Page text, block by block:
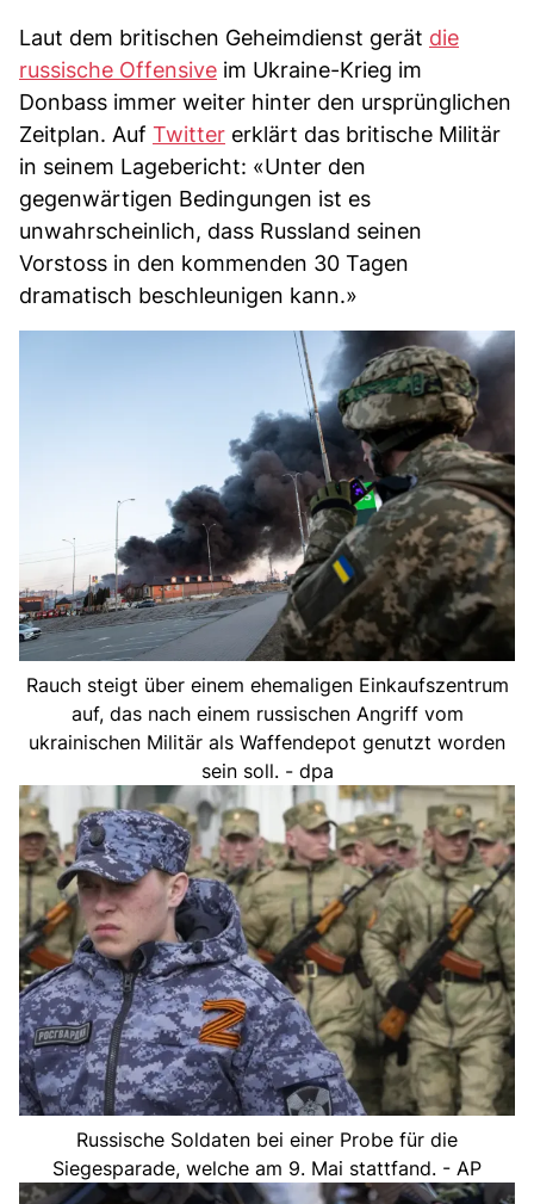
Laut dem britischen Geheimdienst gerät die
russische Offensive im Ukraine-Krieg im
Donbass immer weiter hinter den ursprünglichen
Zeitplan. Auf Twitter erklärt das britische Militär
in seinem Lagebericht: «Unter den
gegenwärtigen Bedingungen ist es
unwahrscheinlich, dass Russland seinen
Vorstoss in den kommenden 30 Tagen
dramatisch beschleunigen kann.»
Rauch steigt über einem ehemaligen Einkaufszentrum
auf, das nach einem russischen Angriff vom
ukrainischen Militär als Waffendepot genutzt worden
sein soll. - dpa
Russische Soldaten bei einer Probe für die
Siegesparade, welche am 9. Mai stattfand. - AP